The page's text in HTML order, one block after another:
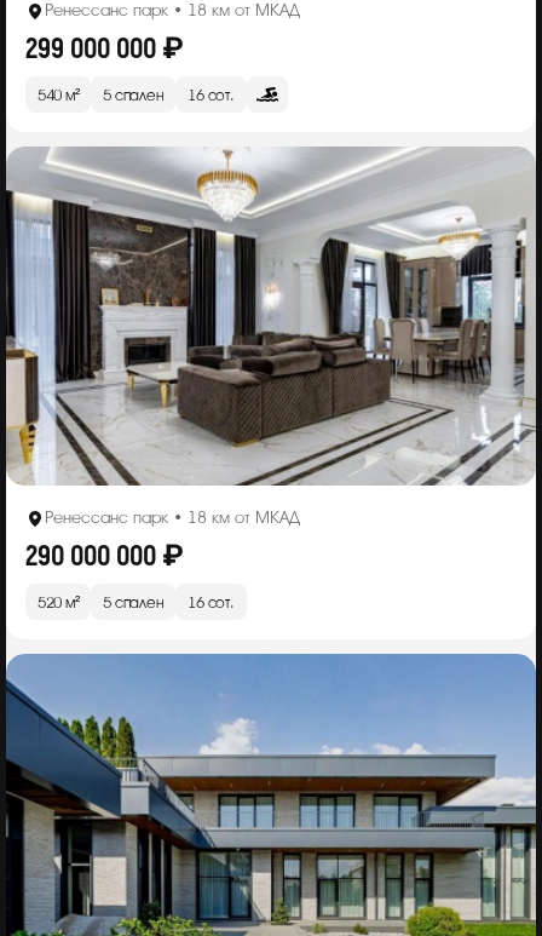
Ренессанс парк • 18 км от МКАД
299 000 000 ₽
540 м² 5 спален 16 сот.
Ренессанс парк • 18 км от МКАД
290 000 000 ₽
520 м² 5 спален 16 сот.